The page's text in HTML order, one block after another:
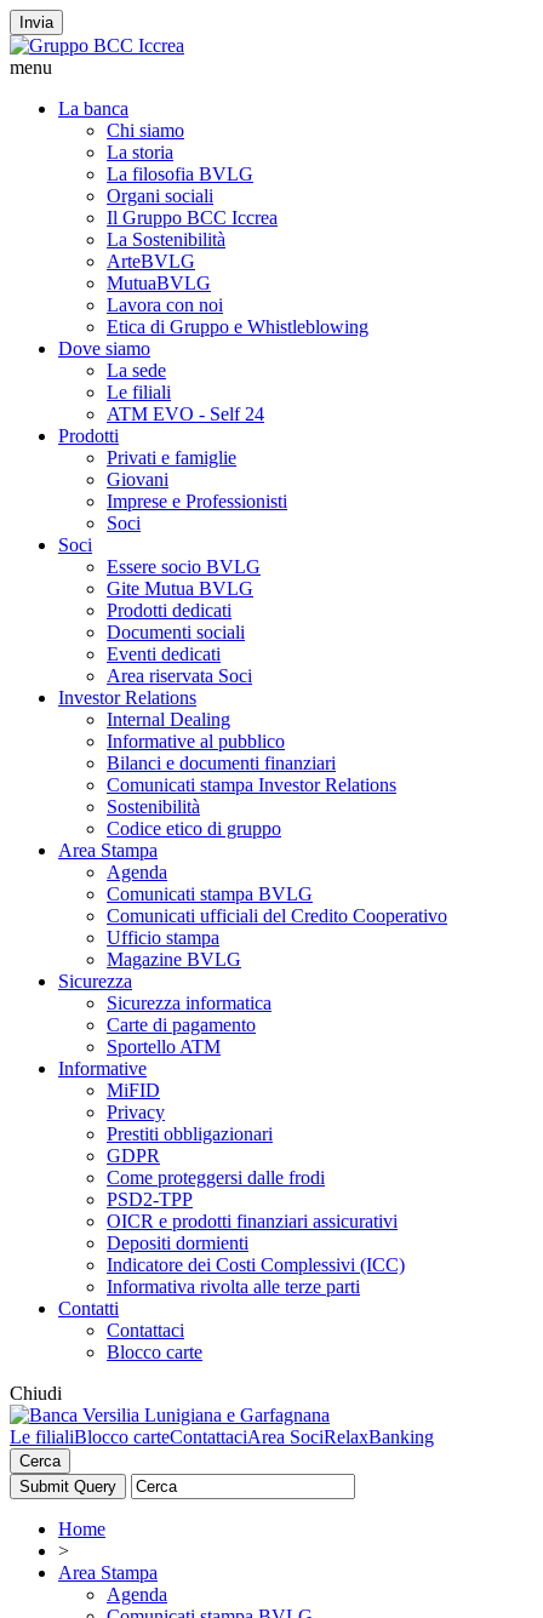
Invia
menu
La banca
Chi siamo
La storia
La filosofia BVLG
Organi sociali
Il Gruppo BCC Iccrea
La Sostenibilità
ArteBVLG
MutuaBVLG
Lavora con noi
Etica di Gruppo e Whistleblowing
Dove siamo
La sede
Le filiali
ATM EVO - Self 24
Prodotti
Privati e famiglie
Giovani
Imprese e Professionisti
Soci
Soci
Essere socio BVLG
Gite Mutua BVLG
Prodotti dedicati
Documenti sociali
Eventi dedicati
Area riservata Soci
Investor Relations
Internal Dealing
Informative al pubblico
Bilanci e documenti finanziari
Comunicati stampa Investor Relations
Sostenibilità
Codice etico di gruppo
Area Stampa
Agenda
Comunicati stampa BVLG
Comunicati ufficiali del Credito Cooperativo
Ufficio stampa
Magazine BVLG
Sicurezza
Sicurezza informatica
Carte di pagamento
Sportello ATM
Informative
MiFID
Privacy
Prestiti obbligazionari
GDPR
Come proteggersi dalle frodi
PSD2-TPP
OICR e prodotti finanziari assicurativi
Depositi dormienti
Indicatore dei Costi Complessivi (ICC)
Informativa rivolta alle terze parti
Contatti
Contattaci
Blocco carte
Chiudi
Le filialiBlocco carteContattaciArea SociRelaxBanking
Cerca
Home
>
Area Stampa
Agenda